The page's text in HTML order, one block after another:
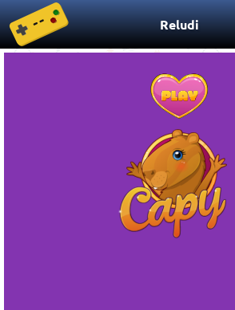
Reludi